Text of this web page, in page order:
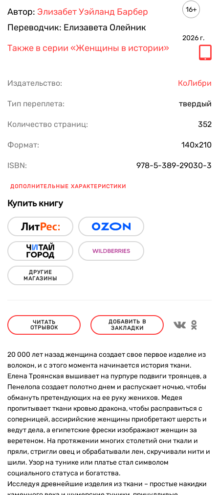
Автор: Элизабет Уэйланд Барбер
Переводчик: Елизавета Олейник
16+
2026 г.
Также в серии «Женщины в истории»
Издательство: КоЛибри
Тип переплета: твердый
Количество страниц: 352
Формат: 140х210
ISBN: 978-5-389-29030-3
ДОПОЛНИТЕЛЬНЫЕ ХАРАКТЕРИСТИКИ
Купить книгу
ДРУГИЕ
МАГАЗИНЫ
ЧИТАТЬ
ОТРЫВОК
ДОБАВИТЬ В
ЗАКЛАДКИ
20 000 лет назад женщина создает свое первое изделие из
волокон, и с этого момента начинается история ткани.
Елена Троянская вышивает на пурпуре подвиги троянцев, а
Пенелопа создает полотно днем и распускает ночью, чтобы
обмануть претендующих на ее руку женихов. Медея
пропитывает ткани кровью дракона, чтобы расправиться с
соперницей, ассирийские женщины приобретают шерсть и
ведут дела, а египетские фрески изображают женщин за
веретеном. На протяжении многих столетий они ткали и
пряли, стригли овец и обрабатывали лен, скручивали нити и
шили. Узор на тунике или платье стал символом
социального статуса и богатства.
Исследуя древнейшие изделия из ткани – простые накидки